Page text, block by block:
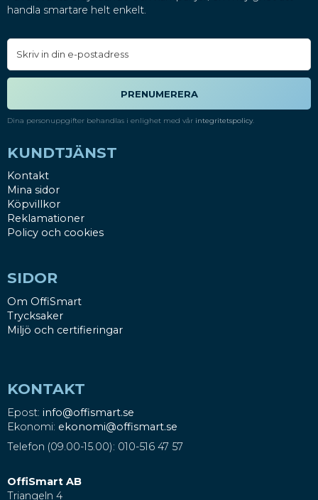
handla smartare helt enkelt.
PRENUMERERA
Dina personuppgifter behandlas i enlighet med vår integritetspolicy.
KUNDTJÄNST
Kontakt
Mina sidor
Köpvillkor
Reklamationer
Policy och cookies
SIDOR
Om OffiSmart
Trycksaker
Miljö och certifieringar
KONTAKT
Epost: info@offismart.se
Ekonomi: ekonomi@offismart.se
Telefon (09.00-15.00): 010-516 47 57
OffiSmart AB
Triangeln 4